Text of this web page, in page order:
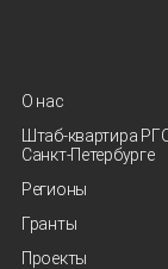
О нас
Штаб-квартира
Санкт‑Петербурге
Регионы
Гранты
Проекты